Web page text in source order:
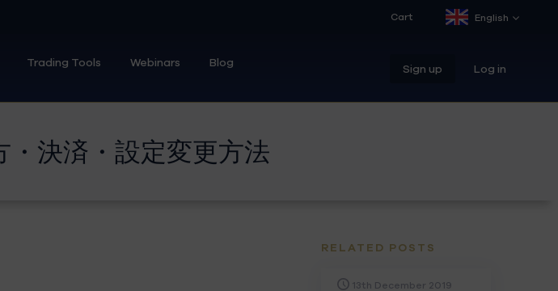
English
Cart
Trading Tools Webinars Blog Sign up Log in
決済・設定変更方法
RELATED POSTS
13th December 2019